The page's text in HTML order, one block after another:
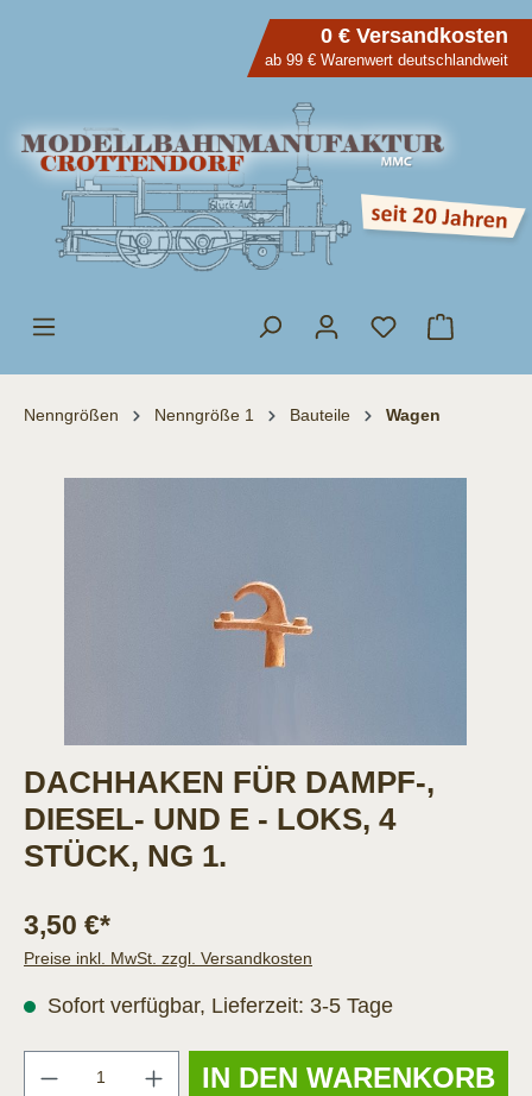
0 € Versandkosten
ab 99 € Warenwert deutschlandweit
Nenngrößen Nenngröße 1 Bauteile Wagen
DACHHAKEN FÜR DAMPF-,
DIESEL- UND E - LOKS, 4
STÜCK, NG 1.
3,50 €*
Preise inkl. MwSt. zzgl. Versandkosten
Sofort verfügbar, Lieferzeit: 3-5 Tage
Anzahl
IN DEN WARENKORB